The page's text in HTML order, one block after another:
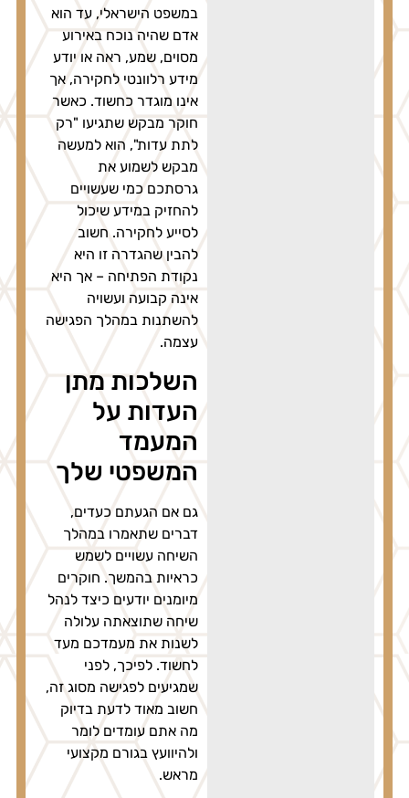
במשפט הישראלי, עד הוא
אדם שהיה נוכח באירוע
מסוים, שמע, ראה או יודע
מידע רלוונטי לחקירה, אך
אינו מוגדר כחשוד. כאשר
חוקר מבקש שתגיעו "רק
לתת עדות", הוא למעשה
מבקש לשמוע את
גרסתכם כמי שעשויים
להחזיק במידע שיכול
לסייע לחקירה. חשוב
להבין שהגדרה זו היא
נקודת הפתיחה – אך היא
אינה קבועה ועשויה
להשתנות במהלך הפגישה
השלכות מתן
העדות על
המעמד
המשפטי שלך
גם אם הגעתם כעדים,
דברים שתאמרו במהלך
השיחה עשויים לשמש
כראיות בהמשך. חוקרים
מיומנים יודעים כיצד לנהל
שיחה שתוצאתה עלולה
לשנות את מעמדכם מעד
לחשוד. לפיכך, לפני
שמגיעים לפגישה מסוג זה,
חשוב מאוד לדעת בדיוק
מה אתם עומדים לומר
ולהיוועץ בגורם מקצועי
מראש.